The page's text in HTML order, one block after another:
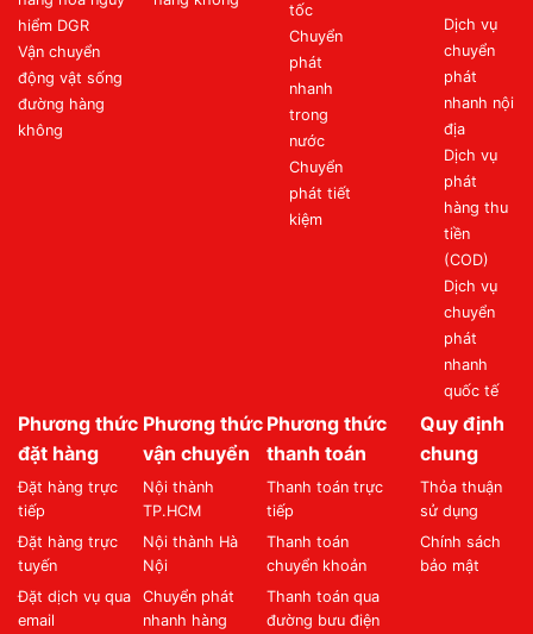
hiểm DGR
Vận chuyển
động vật sống
đường hàng
không
tốc
Chuyển
phát
nhanh
trong
nước
Chuyển
phát tiết
kiệm
Dịch vụ
chuyển
phát
nhanh nội
địa
Dịch vụ
phát
hàng thu
tiền
(COD)
Dịch vụ
chuyển
phát
nhanh
quốc tế
Phương thức
đặt hàng
Đặt hàng trực
tiếp
Đặt hàng trực
tuyến
Đặt dịch vụ qua
email
Phương thức
vận chuyển
Nội thành
TP.HCM
Nội thành Hà
Nội
Chuyển phát
nhanh hàng
Phương thức
thanh toán
Thanh toán trực
tiếp
Thanh toán
chuyển khoản
Thanh toán qua
đường bưu điện
Quy định
chung
Thỏa thuận
sử dụng
Chính sách
bảo mật